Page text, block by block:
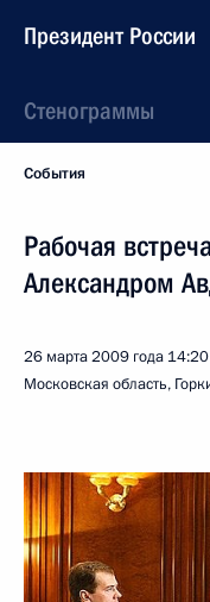
Президент России
Стенограммы
События
Рабочая
Александром
26 марта 2009 года 14:20
Московская область,